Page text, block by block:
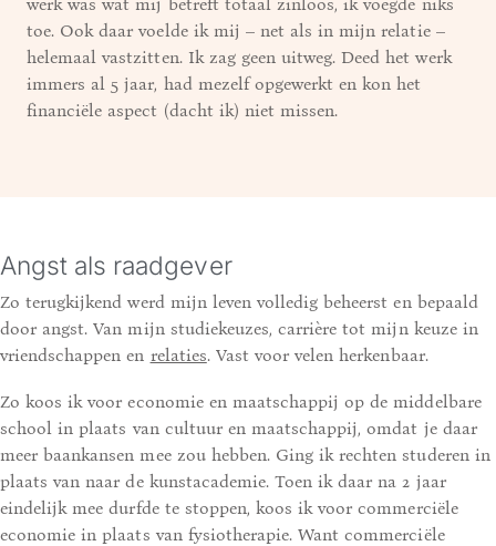
toe. Ook daar voelde ik mij – net als in mijn relatie –
helemaal vastzitten. Ik zag geen uitweg. Deed het werk
immers al 5 jaar, had mezelf opgewerkt en kon het
financiële aspect (dacht ik) niet missen.
Angst als raadgever
Zo terugkijkend werd mijn leven volledig beheerst en bepaald
door angst. Van mijn studiekeuzes, carrière tot mijn keuze in
vriendschappen en relaties. Vast voor velen herkenbaar.
Zo koos ik voor economie en maatschappij op de middelbare
school in plaats van cultuur en maatschappij, omdat je daar
meer baankansen mee zou hebben. Ging ik rechten studeren in
plaats van naar de kunstacademie. Toen ik daar na 2 jaar
eindelijk mee durfde te stoppen, koos ik voor commerciële
economie in plaats van fysiotherapie. Want commerciële